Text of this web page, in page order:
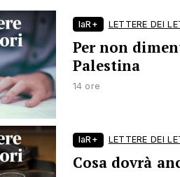
laR+ LETTERE DEI
Per non
Palestina
14 ore
laR+ LETTERE DEI
Cosa dovrà